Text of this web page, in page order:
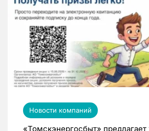
Новости компаний
«Томскэнергосбыт»